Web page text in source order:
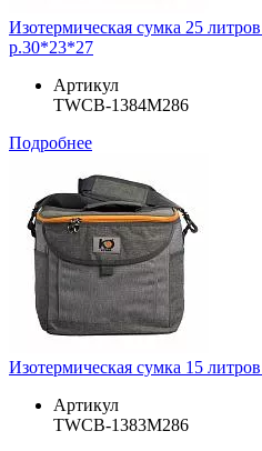
Изотермическая сумка 25
р.30*23*27
Артикул
TWCB-1384M286
Подробнее
Изотермическая сумка 15
Артикул
TWCB-1383M286